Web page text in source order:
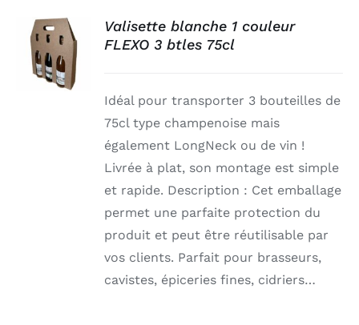
DÉTAILS
Valisette blanche 1 couleur
FLEXO 3 btles 75cl
Idéal pour transporter 3 bouteilles de
75cl type champenoise mais
également LongNeck ou de vin !
Livrée à plat, son montage est simple
et rapide. Description : Cet emballage
permet une parfaite protection du
produit et peut être réutilisable par
vos clients. Parfait pour brasseurs,
cavistes, épiceries fines, cidriers…